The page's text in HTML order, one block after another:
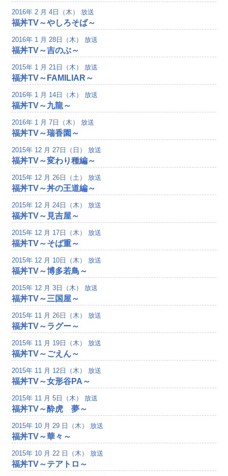
2016年 2 月 4日（木） 放送
福丼TV～やしろそば～
2016年 1 月 28日（木） 放送
福丼TV～吉のぶ～
2015年 1 月 21日（木） 放送
福丼TV～FAMILIAR～
2016年 1 月 14日（木） 放送
福丼TV～九龍～
2016年 1 月 7日（木） 放送
福丼TV～瑞香園～
2015年 12 月 27日（日） 放送
福丼TV～変わり種編～
2015年 12 月 26日（土） 放送
福丼TV～丼の王道編～
2015年 12 月 24日（木） 放送
福丼TV～見吉屋～
2015年 12 月 17日（木） 放送
福丼TV～そば重～
2015年 12 月 10日（木） 放送
福丼TV～博多若鳥～
2015年 12 月 3日（木） 放送
福丼TV～三国屋～
2015年 11 月 26日（木） 放送
福丼TV～ラグー～
2015年 11 月 19日（木） 放送
福丼TV～ごえん～
2015年 11 月 12日（木） 放送
福丼TV～女形谷PA～
2015年 11 月 5日（木） 放送
福丼TV～酔虎 夢～
2015年 10 月 29 日（木） 放送
福丼TV～華々～
2015年 10 月 22 日（木） 放送
福丼TV～テアトロ～